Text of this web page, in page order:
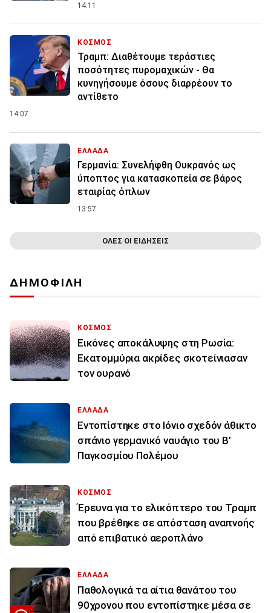
14:11
ΚΟΣΜΟΣ
Τραμπ: Διαθέτουμε τεράστιες
ποσότητες πυρομαχικών - Θα
κυνηγήσουμε όσους διαρρέουν το
αντίθετο
14:07
ΕΛΛΑΔΑ
Γερμανία: Συνελήφθη Ουκρανός ως
ύποπτος για κατασκοπεία σε βάρος
εταιρίας όπλων
13:57
ΟΛΕΣ ΟΙ ΕΙΔΗΣΕΙΣ
ΔΗΜΟΦΙΛΗ
ΚΟΣΜΟΣ
Εικόνες αποκάλυψης στη Ρωσία:
Εκατομμύρια ακρίδες σκοτείνιασαν
τον ουρανό
ΕΛΛΑΔΑ
Εντοπίστηκε στο Ιόνιο σχεδόν άθικτο
σπάνιο γερμανικό ναυάγιο του Β’
Παγκοσμίου Πολέμου
ΚΟΣΜΟΣ
Έρευνα για το ελικόπτερο του Τραμπ
που βρέθηκε σε απόσταση αναπνοής
από επιβατικό αεροπλάνο
ΕΛΛΑΔΑ
Παθολογικά τα αίτια θανάτου του
90χρονου που εντοπίστηκε μέσα σε